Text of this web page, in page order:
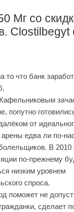
Мг со
Clostilbegyt
то что банк
попутно
от
арены едва ли по-
В 2010
по-прежнему
низким уровнем
спроса.
поможет не
сделает